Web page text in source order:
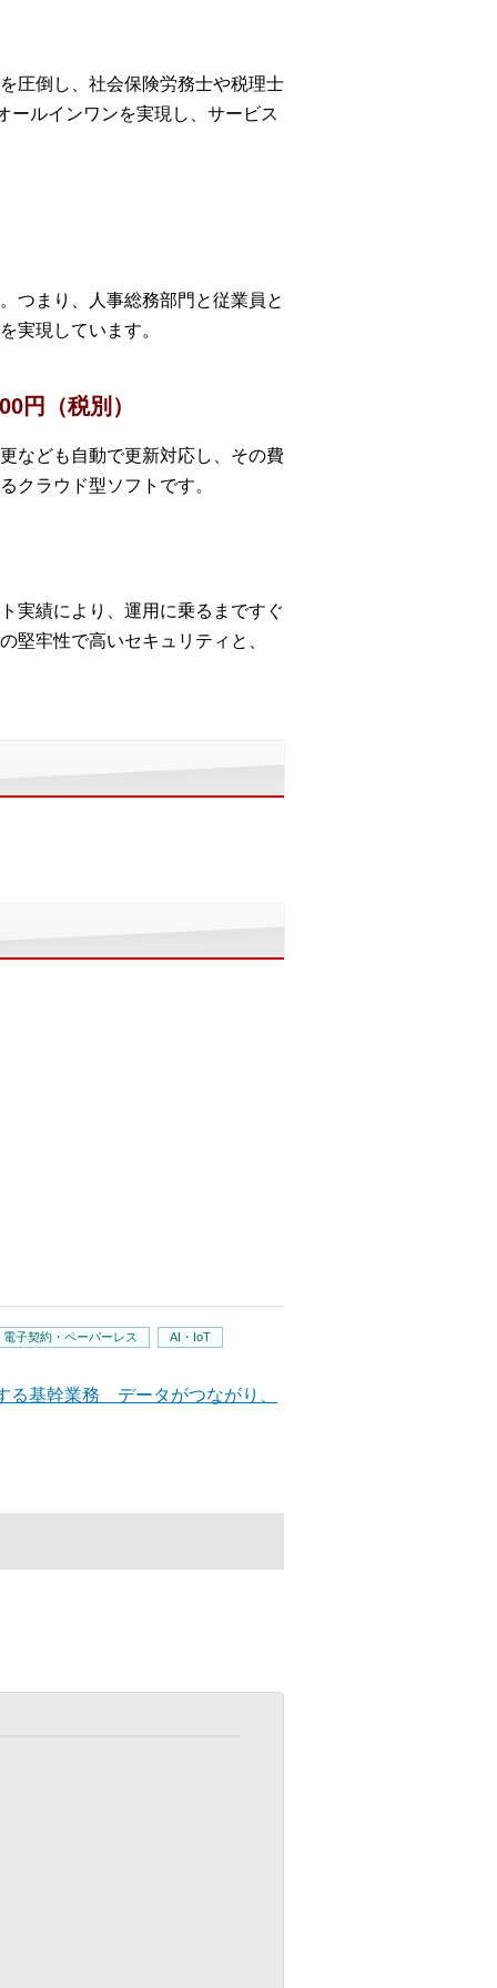
圧倒し、社会保険労務士や税理士
ールインワンを実現し、サービス
つまり、人事総務部門と従業員と
実現しています。
円（税別）
なども自動で更新対応し、その費
クラウド型ソフトです。
実績により、運用に乗るまですぐ
堅牢性で高いセキュリティと、
子契約・ペーパーレス
AI・IoT
基幹業務 データがつながり、